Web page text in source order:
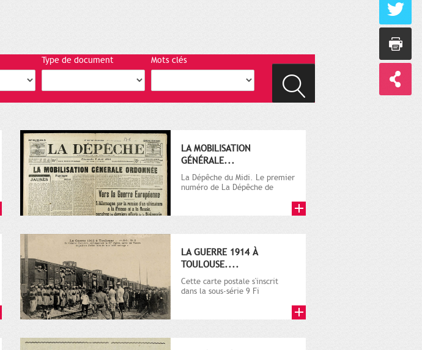
Type de document Mots clés
LA MOBILISATION
GÉNÉRALE...
La Dépêche du Midi. Le premier
numéro de La Dépêche de
LA GUERRE 1914 À
TOULOUSE....
Cette carte postale s'inscrit
dans la sous-série 9 Fi